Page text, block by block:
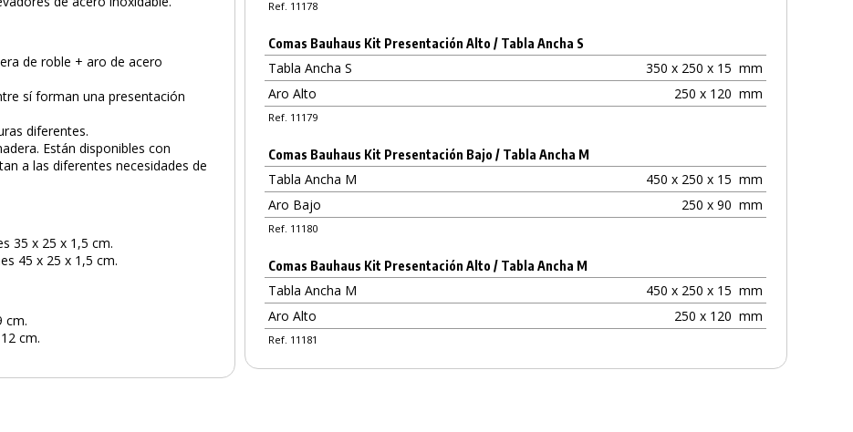
PRODUCTO AÑADIDO AL CARRITO
de roble + aro de acero
sí forman una presentación
diferentes.
Están disponibles con
a las diferentes necesidades de
35 x 25 x 1,5 cm.
45 x 25 x 1,5 cm.
cm.
cm.
Ref. 11178
Comas Bauhaus Kit Presentación Alto / Tabla Ancha S
Tabla Ancha S 350 x 250 x 15 mm
Aro Alto
250 x 120 mm
Ref. 11179
Comas Bauhaus Kit Presentación Bajo / Tabla Ancha M
Tabla Ancha M 450 x 250 x 15 mm
Aro Bajo
250 x 90 mm
Ref. 11180
Comas Bauhaus Kit Presentación Alto / Tabla Ancha M
Tabla Ancha M 450 x 250 x 15 mm
Aro Alto
250 x 120 mm
Ref. 11181